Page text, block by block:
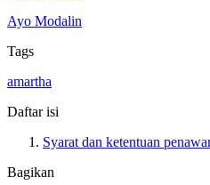
Ayo Modalin
Tags
amartha
Daftar isi
Syarat dan ketentuan
Bagikan